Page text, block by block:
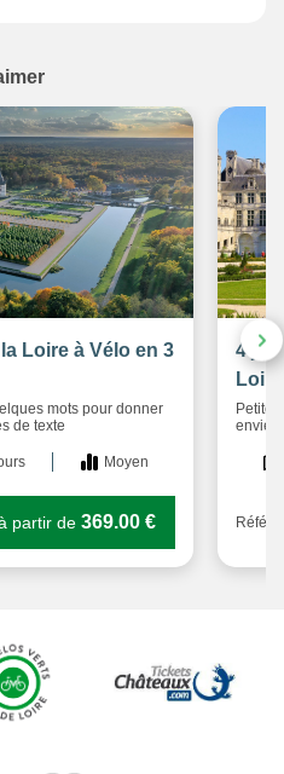
Loire à Vélo en 3
mots pour donner
de texte
Moyen
partir de 369.00 €
4
Loire
Petite
envie